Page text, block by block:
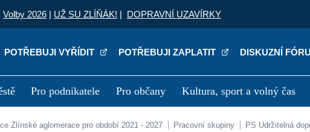
Volby 2026 | UŽ SU ZLÍŇÁK! | DOPRAVNÍ UZAVÍRKY
POTŘEBUJI VYŘÍDIT POTŘEBUJI ZAPLATIT DISKUZNÍ
Pro podnikatele Pro občany Kultura, sport a volný čas
Kariéra Potřebuji vyřídit
Zlínské aglomerace pro období 2021 - 2027 Pracovní skupiny PS Udržitelná